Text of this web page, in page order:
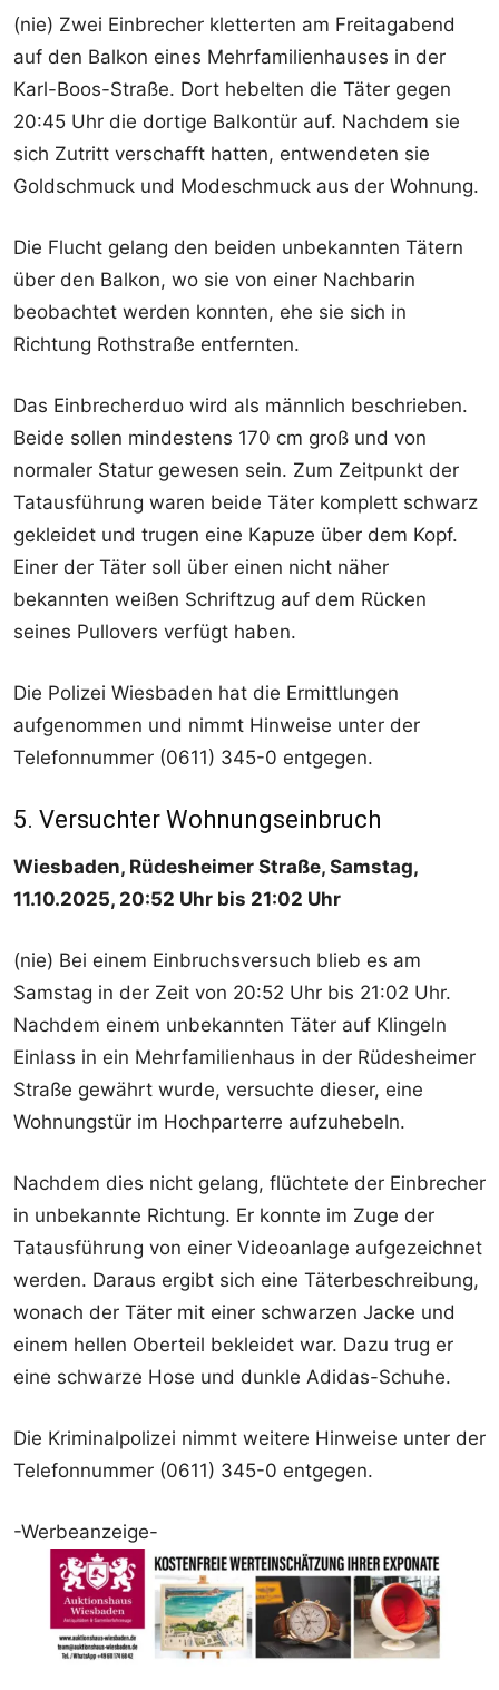
(nie) Zwei Einbrecher kletterten am Freitagabend
auf den Balkon eines Mehrfamilienhauses in der
Karl-Boos-Straße. Dort hebelten die Täter gegen
20:45 Uhr die dortige Balkontür auf. Nachdem sie
sich Zutritt verschafft hatten, entwendeten sie
Goldschmuck und Modeschmuck aus der Wohnung.
Die Flucht gelang den beiden unbekannten Tätern
über den Balkon, wo sie von einer Nachbarin
beobachtet werden konnten, ehe sie sich in
Richtung Rothstraße entfernten.
Das Einbrecherduo wird als männlich beschrieben.
Beide sollen mindestens 170 cm groß und von
normaler Statur gewesen sein. Zum Zeitpunkt der
Tatausführung waren beide Täter komplett schwarz
gekleidet und trugen eine Kapuze über dem Kopf.
Einer der Täter soll über einen nicht näher
bekannten weißen Schriftzug auf dem Rücken
seines Pullovers verfügt haben.
Die Polizei Wiesbaden hat die Ermittlungen
aufgenommen und nimmt Hinweise unter der
Telefonnummer (0611) 345-0 entgegen.
5. Versuchter Wohnungseinbruch
Wiesbaden, Rüdesheimer Straße, Samstag,
11.10.2025, 20:52 Uhr bis 21:02 Uhr
(nie) Bei einem Einbruchsversuch blieb es am
Samstag in der Zeit von 20:52 Uhr bis 21:02 Uhr.
Nachdem einem unbekannten Täter auf Klingeln
Einlass in ein Mehrfamilienhaus in der Rüdesheimer
Straße gewährt wurde, versuchte dieser, eine
Wohnungstür im Hochparterre aufzuhebeln.
Nachdem dies nicht gelang, flüchtete der Einbrecher
in unbekannte Richtung. Er konnte im Zuge der
Tatausführung von einer Videoanlage aufgezeichnet
werden. Daraus ergibt sich eine Täterbeschreibung,
wonach der Täter mit einer schwarzen Jacke und
einem hellen Oberteil bekleidet war. Dazu trug er
eine schwarze Hose und dunkle Adidas-Schuhe.
Die Kriminalpolizei nimmt weitere Hinweise unter der
Telefonnummer (0611) 345-0 entgegen.
-Werbeanzeige-